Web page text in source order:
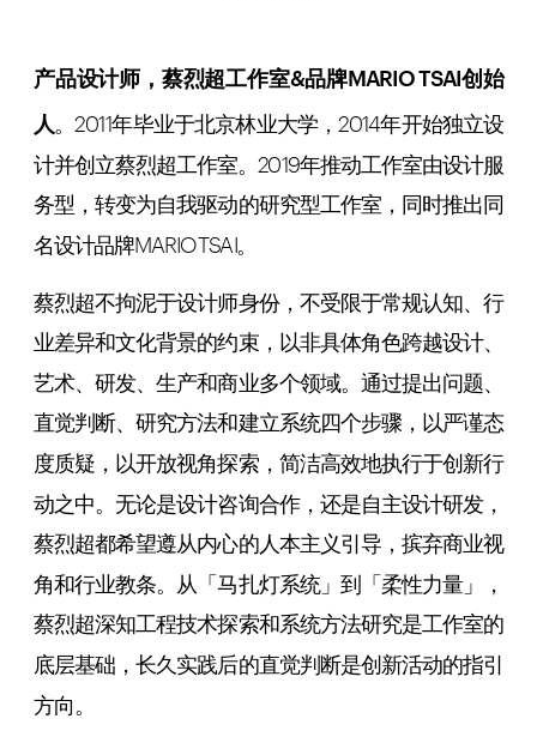
产品设计师，蔡烈超工作室&品牌MARIO TSAI 创始
人 。2011年毕业于北京林业大学，2014年开始独立设
计并创立蔡烈超工作室。2019年推动工作室由设计服
务型，转变为自我驱动的研究型工作室，同时推出同
名设计品牌MARIO TSAI。
蔡烈超不拘泥于设计师身份，不受限于常规认知、行
业差异和文化背景的约束，以非具体角色跨越设计、
艺术、研发、生产和商业多个领域。通过提出问题、
直觉判断、研究方法和建立系统四个步骤，以严谨态
度质疑，以开放视角探索，简洁高效地执行于创新行
动之中。无论是设计咨询合作，还是自主设计研发，
蔡烈超都希望遵从内心的人本主义引导，摈弃商业视
角和行业教条。从「马扎灯系统」到「柔性力量」，
蔡烈超深知工程技术探索和系统方法研究是工作室的
底层基础，长久实践后的直觉判断是创新活动的指引
方向。